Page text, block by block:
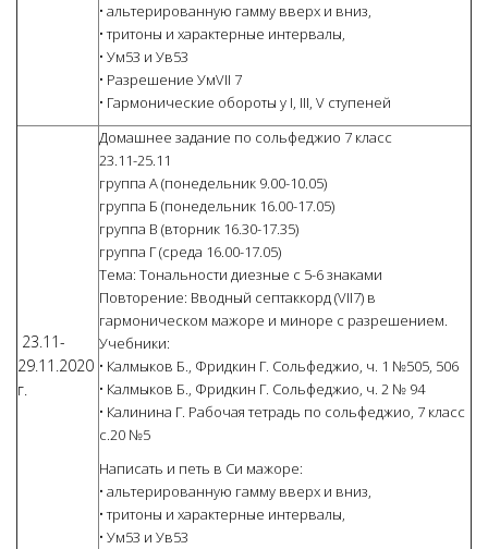
• альтерированную гамму вверх и вниз,
• тритоны и характерные интервалы,
• Ум53 и Ув53
• Разрешение УмVII 7
• Гармонические обороты у I, III, V ступеней
23.11-
29.11.2020
г.
Домашнее задание по сольфеджио 7 класс
23.11-25.11
группа А (понедельник 9.00-10.05)
группа Б (понедельник 16.00-17.05)
группа В (вторник 16.30-17.35)
группа Г (среда 16.00-17.05)
Тема: Тональности диезные с 5-6 знаками
Повторение: Вводный септаккорд (VII7) в
гармоническом мажоре и миноре с разрешением.
Учебники:
• Калмыков Б., Фридкин Г. Сольфеджио, ч. 1 №505, 506
• Калмыков Б., Фридкин Г. Сольфеджио, ч. 2 № 94
• Калинина Г. Рабочая тетрадь по сольфеджио, 7 класс
с.20 №5
Написать и петь в Си мажоре:
• альтерированную гамму вверх и вниз,
• тритоны и характерные интервалы,
• Ум53 и Ув53